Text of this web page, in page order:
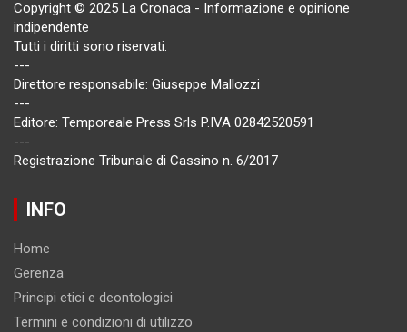
Copyright © 2025 La Cronaca - Informazione e opinione
indipendente
Tutti i diritti sono riservati.
---
Direttore responsabile: Giuseppe Mallozzi
---
Editore: Temporeale Press Srls P.IVA 02842520591
---
Registrazione Tribunale di Cassino n. 6/2017
INFO
Home
Gerenza
Principi etici e deontologici
Termini e condizioni di utilizzo